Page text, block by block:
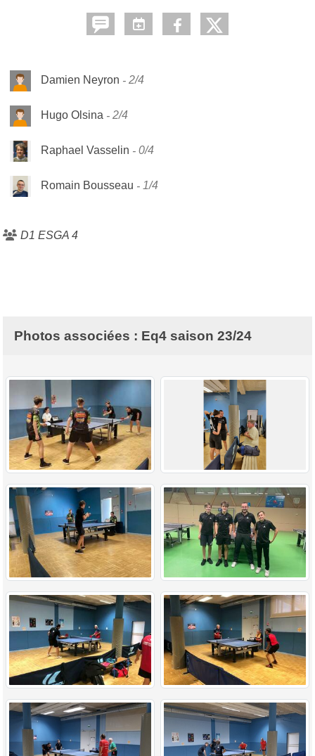
Damien Neyron 2/4
Hugo Olsina 2/4
Raphael Vasselin 0/4
Romain Bousseau 1/4
D1 ESGA 4
Photos associées : Eq4 saison 23/24